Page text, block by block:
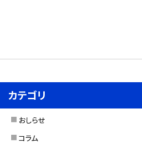
カテゴリ
おしらせ
コラム